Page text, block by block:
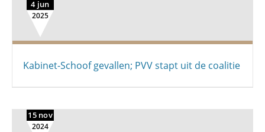
4 jun
2025
Kabinet-Schoof gevallen; PVV stapt uit de coalitie
15 nov
2024